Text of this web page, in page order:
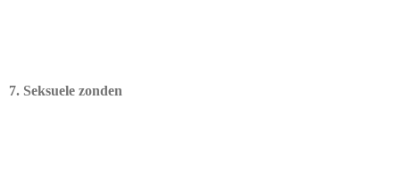
7. Seksuele zonden